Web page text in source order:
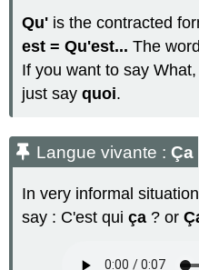
Qu' is the contracted
est = Qu'est... The
If you want to say
just sayquoi.
Langue vivante :Ça
In very informal
say : C'est quiça? or